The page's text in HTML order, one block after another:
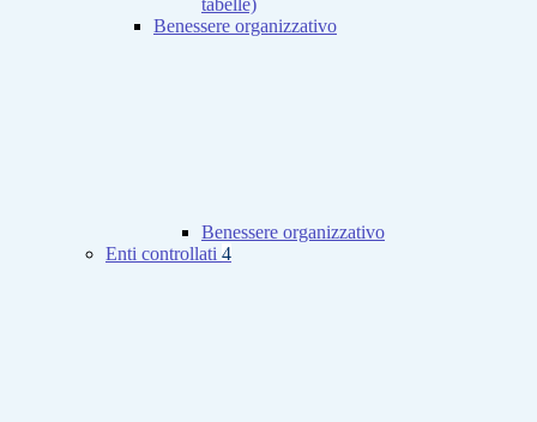
tabelle)
Benessere organizzativo
Benessere organizzativo
Enti controllati 4